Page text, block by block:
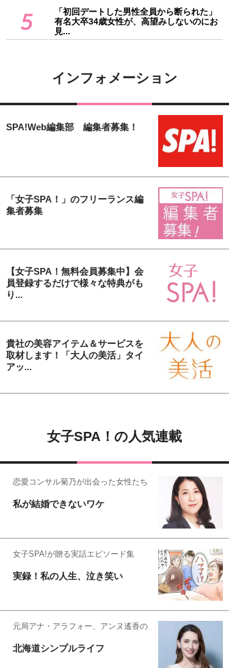
5
「初回デートした男性全員から断られた」
有名大卒34歳女性が、高望みしないのにお
見...
インフォメーション
SPA!Web編集部 編集者募集！
「女子SPA！」のフリーランス編
集者募集
【女子SPA！無料会員募集中】会
員登録するだけで様々な特典がも
り...
貴社の美容アイテム＆サービスを
取材します！「大人の美活」タイ
アッ...
女子SPA！の人気連載
恋愛コンサル菊乃が出会った女性たち
私が結婚できないワケ
女子SPA!が贈る実話エピソード集
実録！私の人生、泣き笑い
元局アナ・アラフォー、アンヌ遙香の
北海道シンプルライフ